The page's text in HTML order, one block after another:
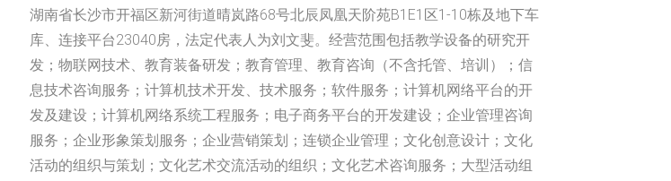
湖南省长沙市开福区新河街道晴岚路68号北辰凤凰天阶苑B1E1区1-10栋及地下车
库、连接平台23040房，法定代表人为刘文斐。经营范围包括教学设备的研究开
发；物联网技术、教育装备研发；教育管理、教育咨询（不含托管、培训）；信
息技术咨询服务；计算机技术开发、技术服务；软件服务；计算机网络平台的开
发及建设；计算机网络系统工程服务；电子商务平台的开发建设；企业管理咨询
服务；企业形象策划服务；企业营销策划；连锁企业管理；文化创意设计；文化
活动的组织与策划；文化艺术交流活动的组织；文化艺术咨询服务；大型活动组